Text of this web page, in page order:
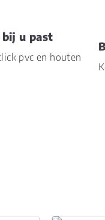
bij u past
pvc en houten